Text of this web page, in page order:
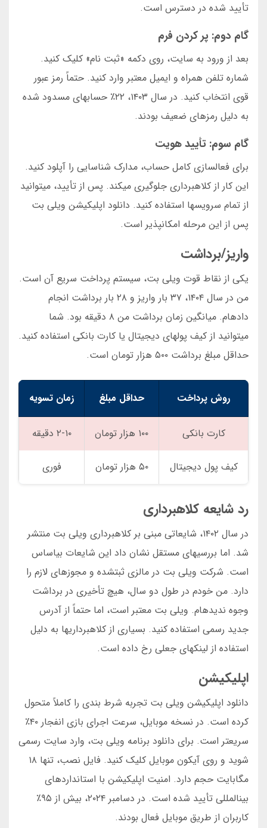
تأیید شده در دسترس است.
گام دوم: پر کردن فرم
بعد از ورود به سایت، روی دکمه «ثبت نام» کلیک کنید.
شماره تلفن همراه و ایمیل معتبر وارد کنید. حتماً رمز عبور
قوی انتخاب کنید. در سال ۱۴۰۳، ۲۲٪ حسابهای مسدود شده
به دلیل رمزهای ضعیف بودند.
گام سوم: تأیید هویت
برای فعالسازی کامل حساب، مدارک شناسایی را آپلود کنید.
این کار از کلاهبرداری جلوگیری میکند. پس از تأیید، میتوانید
از تمام سرویسها استفاده کنید. دانلود اپلیکیشن ویلی بت
پس از این مرحله امکانپذیر است.
واریز/برداشت
یکی از نقاط قوت ویلی بت، سیستم پرداخت سریع آن است.
من در سال ۱۴۰۴، ۳۷ بار واریز و ۲۸ بار برداشت انجام
دادهام. میانگین زمان برداشت من ۸ دقیقه بود. شما
میتوانید از کیف پولهای دیجیتال یا کارت بانکی استفاده کنید.
حداقل مبلغ برداشت ۵۰۰ هزار تومان است.
روش پرداخت حداقل مبلغ زمان تسویه
کارت بانکی ۱۰۰ هزار تومان ۲-۱۰ دقیقه
کیف پول دیجیتال ۵۰ هزار تومان فوری
رد شایعه کلاهبرداری
در سال ۱۴۰۲، شایعاتی مبنی بر کلاهبرداری ویلی بت منتشر
شد. اما بررسیهای مستقل نشان داد این شایعات بیاساس
است. شرکت ویلی بت در مالزی ثبتشده و مجوزهای لازم را
دارد. من خودم در طول دو سال، هیچ تأخیری در برداشت
وجوه ندیدهام. ویلی بت معتبر است، اما حتماً از آدرس
جدید رسمی استفاده کنید. بسیاری از کلاهبرداریها به دلیل
استفاده از لینکهای جعلی رخ داده است.
اپلیکیشن
دانلود اپلیکیشن ویلی بت تجربه شرط بندی را کاملاً متحول
کرده است. در نسخه موبایل، سرعت اجرای بازی انفجار ۴۰٪
سریعتر است. برای دانلود برنامه ویلی بت، وارد سایت رسمی
شوید و روی آیکون موبایل کلیک کنید. فایل نصب، تنها ۱۸
مگابایت حجم دارد. امنیت اپلیکیشن با استانداردهای
بینالمللی تأیید شده است. در دسامبر ۲۰۲۴، بیش از ۹۵٪
کاربران از طریق موبایل فعال بودند.